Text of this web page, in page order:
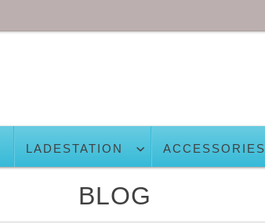
LADESTATION ACCESSORIES
BLOG